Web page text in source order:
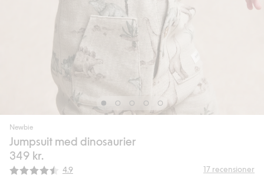
Newbie
Jumpsuit med dinosaurier
349 kr.
Snittbetyg:
4.9 17 recensioner